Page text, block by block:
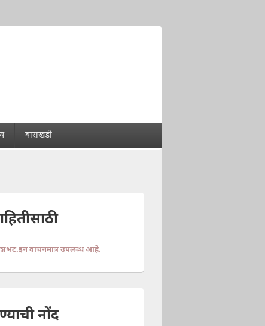
बाराखडी
वाचनमात्र उपलब्ध आहे.
नोंद